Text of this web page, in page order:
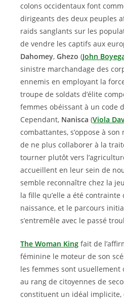
colons occidentaux font
dirigeants des deux peuples
raids sanglants sur les
de vendre les captifs aux
Dahomey, Ghezo (John
sinistre marchandage des
ennemis en employant la
troupe de soldats d’élite
femmes obéissant à un code
Cependant, Nanisca (Viola
combattantes, s’oppose à
de ne plus collaborer à la
tourner plutôt vers
accueillent en leur sein de
semble reconnaître chez la
la fille qu’elle a été contrainte
naissance, et le parcours
s’entremêle avec le passé
The Woman King fait de
féminine le moteur de son
les femmes sont usuellement
au rang de citoyennes de
constituent un idéal implicite,